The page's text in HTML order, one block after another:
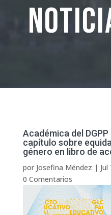
Académica del DGPP
capítulo sobre
género en libro de
por Josefina Méndez |
0 Comentarios